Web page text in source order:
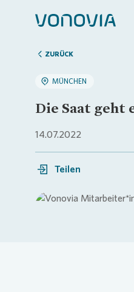
Zuhause finden
Mein Zuhause
Meine Stadt
ZURÜCK
MÜNCHEN
Die Saat geht
14.07.2022
Teilen